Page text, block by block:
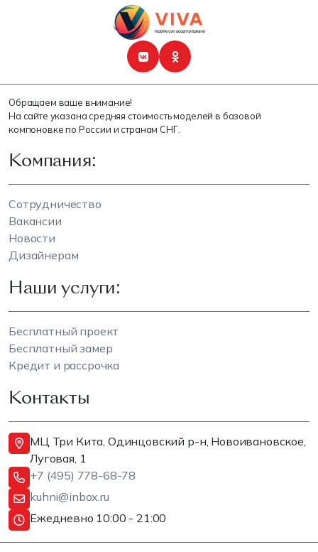
Обращаем ваше внимание!
На сайте указана средняя стоимость моделей в базовой
компоновке по России и странам СНГ.
Компания:
Сотрудничество
Вакансии
Новости
Дизайнерам
Наши услуги:
Бесплатный проект
Бесплатный замер
Кредит и рассрочка
Контакты
МЦ Три Кита, Одинцовский р-н, Новоивановское,
Луговая, 1
+7 (495) 778-68-78
kuhni@inbox.ru
Ежедневно 10:00 - 21:00